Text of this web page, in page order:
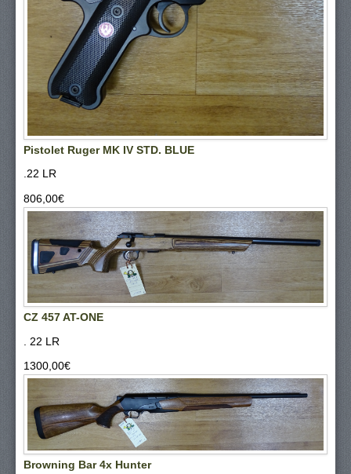
Pistolet Ruger MK IV STD. BLUE
.22 LR
806,00‎€
CZ 457 AT-ONE
. 22 LR
1300,00‎€
Browning Bar 4x Hunter